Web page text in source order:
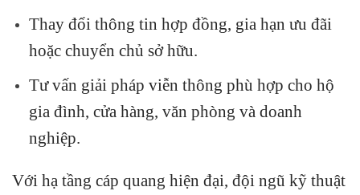
Thay đổi thông tin hợp đồng, gia hạn ưu đãi
hoặc chuyển chủ sở hữu.
Tư vấn giải pháp viễn thông phù hợp cho hộ
gia đình, cửa hàng, văn phòng và doanh
nghiệp.
Với hạ tầng cáp quang hiện đại, đội ngũ kỹ thuật